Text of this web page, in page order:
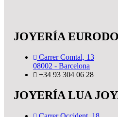
JOYERÍA
Carrer Comtal, 13
08002 - Barcelona
+34 93 304 06 28
JOYERÍA LUA